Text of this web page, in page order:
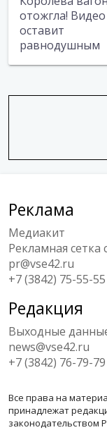
отожгла!
оставит
равнодушным
Реклама
Медиакит
Рекламная сетка
pr@vse42.ru
+7 (3842) 75-55-55
Редакция
Выходные
news@vse42.ru
+7 (3842) 76-79-79
Все права на
принадлежат
законодательством